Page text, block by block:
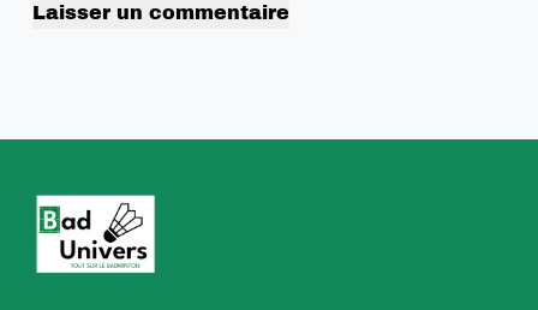
Laisser un commentaire